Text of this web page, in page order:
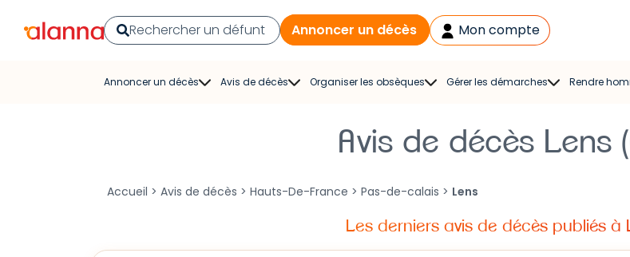
Annoncer un décès Mon compte
Annoncer un décès
Exemple d’avis de décès
Avis de décès
La Voix du Nord
Organiser les obsèques
condoléances
Fleurs de deuil
Funeral Planner
Gérer les démarches
cas de décès et lettre-
type
Aide aux démarches
Solution
d’accompagnement
Rendre
Avis de décès Lens
Accueil > Avis de décès > Hauts-De-France > Pas-de-calais > Lens
Les derniers avis de décès publiés à